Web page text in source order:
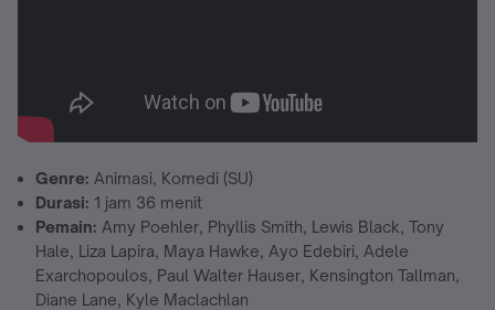
Genre: Animasi, Komedi (SU)
Durasi: 1 jam 36 menit
Pemain: Amy Poehler, Phyllis Smith, Lewis Black, Tony
Hale, Liza Lapira, Maya Hawke, Ayo Edebiri, Adele
Exarchopoulos, Paul Walter Hauser, Kensington Tallman,
Diane Lane, Kyle Maclachlan